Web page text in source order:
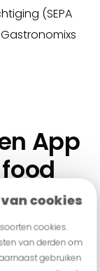
cookies
cookies.
van derden om
gebruiken
(SEPA
App
je online eten
online te